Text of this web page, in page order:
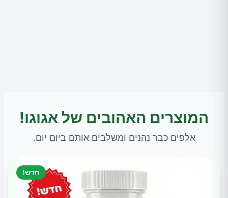
המוצרים האהובים של אגוגו!
אלפים כבר נהנים ומשלבים אותם ביום יום.
חדש!